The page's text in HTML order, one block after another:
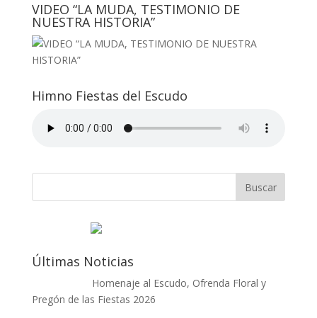
VIDEO “LA MUDA, TESTIMONIO DE
NUESTRA HISTORIA”
Himno Fiestas del Escudo
Últimas Noticias
Homenaje al Escudo, Ofrenda Floral y
Pregón de las Fiestas 2026